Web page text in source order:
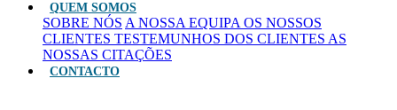
QUEM SOMOS
SOBRE NÓS A NOSSA EQUIPA OS NOSSOS
CLIENTES TESTEMUNHOS DOS CLIENTES AS
NOSSAS CITAÇÕES
CONTACTO